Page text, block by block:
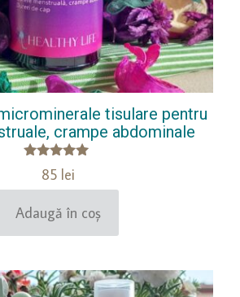
tisulare pentru
crampe abdominale
Evaluat la
5.00
din 5
85 lei
Adaugă în coș